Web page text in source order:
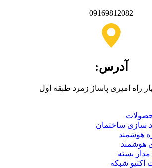
09169812082
آدرس:
راه امیری پاساژ زمرد طبقه اول
سازی ساختمان
هوشمند
هوشمند
مدار بسته
اکتیو شبکه